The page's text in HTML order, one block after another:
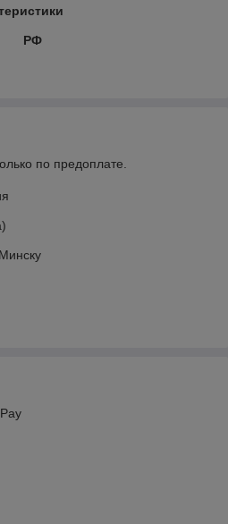
РФ
по предоплате.